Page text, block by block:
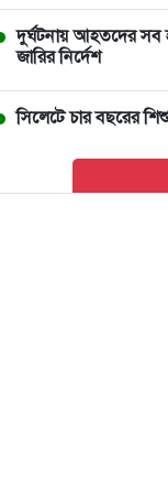
দুর্ঘটনায় আহতদের সব
জারির নির্দেশ
সিলেটে চার বছরের
বাঁশখালীতে বন্যায়